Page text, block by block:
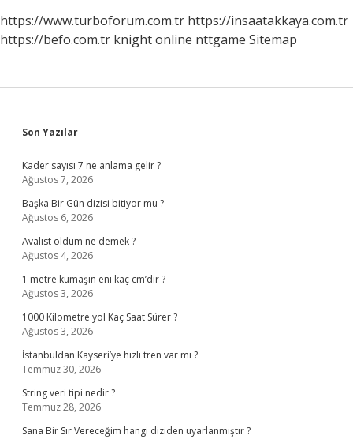
https://www.turboforum.com.tr https://insaatakkaya.com.tr
https://befo.com.tr knight online nttgame Sitemap
Sidebar
Son Yazılar
Kader sayısı 7 ne anlama gelir ?
Ağustos 7, 2026
Başka Bir Gün dizisi bitiyor mu ?
Ağustos 6, 2026
Avalist oldum ne demek ?
Ağustos 4, 2026
1 metre kumaşın eni kaç cm’dir ?
Ağustos 3, 2026
1000 Kilometre yol Kaç Saat Sürer ?
Ağustos 3, 2026
İstanbuldan Kayseri’ye hızlı tren var mı ?
Temmuz 30, 2026
String veri tipi nedir ?
Temmuz 28, 2026
Sana Bir Sır Vereceğim hangi diziden uyarlanmıştır ?